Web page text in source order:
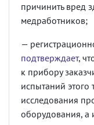
причинить вред
медработников;
—
подтверждает,
к прибору
испытаний
исследования
оборудования, а